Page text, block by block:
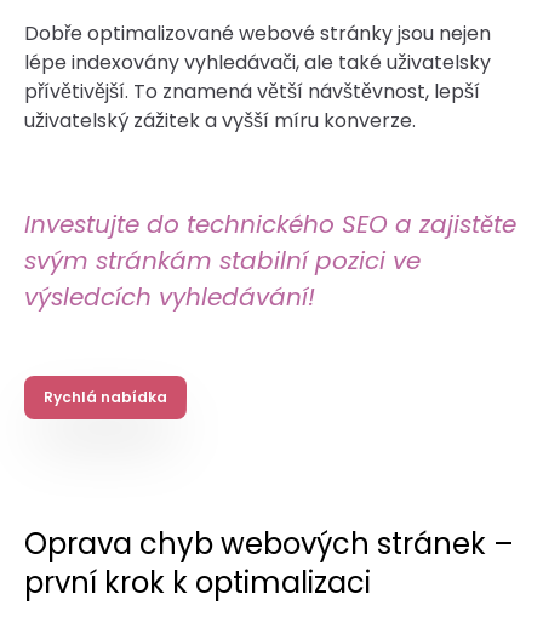
Dobře optimalizované webové stránky jsou nejen
lépe indexovány vyhledávači, ale také uživatelsky
přívětivější. To znamená větší návštěvnost, lepší
uživatelský zážitek a vyšší míru konverze.
Investujte do technického SEO a zajistěte
svým stránkám stabilní pozici ve
výsledcích vyhledávání!
Rychlá nabídka
Oprava chyb webových stránek –
první krok k optimalizaci